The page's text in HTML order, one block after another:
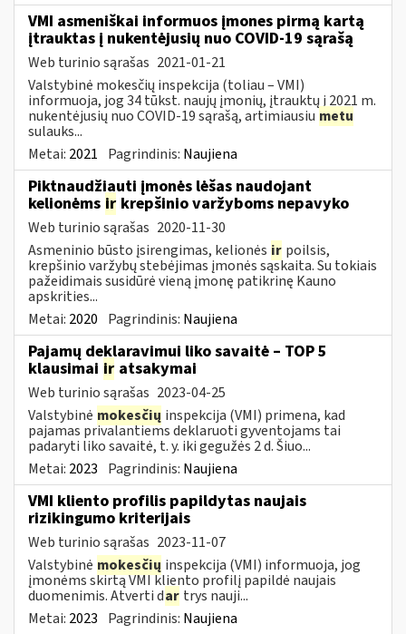
VMI asmeniškai informuos įmones pirmą kartą
įtrauktas į nukentėjusių nuo COVID-19 sąrašą
Web turinio sąrašas 2021-01-21
Valstybinė mokesčių inspekcija (toliau – VMI)
informuoja, jog 34 tūkst. naujų įmonių, įtrauktų į 2021 m.
nukentėjusių nuo COVID-19 sąrašą, artimiausiu metu
sulauks...
Metai: 2021 Pagrindinis: Naujiena
Piktnaudžiauti įmonės lėšas naudojant
kelionėms ir krepšinio varžyboms nepavyko
Web turinio sąrašas 2020-11-30
Asmeninio būsto įsirengimas, kelionės ir poilsis,
krepšinio varžybų stebėjimas įmonės sąskaita. Su tokiais
pažeidimais susidūrė vieną įmonę patikrinę Kauno
apskrities...
Metai: 2020 Pagrindinis: Naujiena
Pajamų deklaravimui liko savaitė – TOP 5
klausimai ir atsakymai
Web turinio sąrašas 2023-04-25
Valstybinė mokesčių inspekcija (VMI) primena, kad
pajamas privalantiems deklaruoti gyventojams tai
padaryti liko savaitė, t. y. iki gegužės 2 d. Šiuo...
Metai: 2023 Pagrindinis: Naujiena
VMI kliento profilis papildytas naujais
rizikingumo kriterijais
Web turinio sąrašas 2023-11-07
Valstybinė mokesčių inspekcija (VMI) informuoja, jog
įmonėms skirtą VMI kliento profilį papildė naujais
duomenimis. Atverti dar trys nauji...
Metai: 2023 Pagrindinis: Naujiena